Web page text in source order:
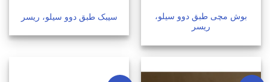
بوش مچی طبق دوو سیلو،
ریسر
سیبک طبق دوو سیلو، ریسر